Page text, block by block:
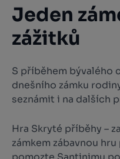
Jeden
zážitků
S příběhem bývalého
dnešního zámku
seznámit i na dalších
Hra Skryté příběhy –
zámkem zábavnou